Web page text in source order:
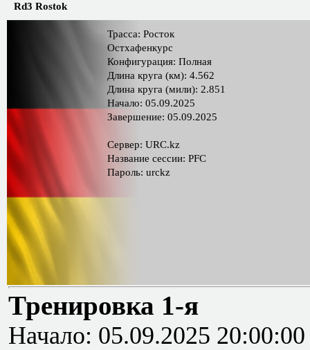
Rd3 Rostok
Трасса: Росток
Остхафенкурс
Конфигурация: Полная
Длина круга (км): 4.562
Длина круга (мили): 2.851
Начало: 05.09.2025
Завершение: 05.09.2025
Сервер: URC.kz
Название сессии: PFC
Пароль: urckz
Тренировка 1-я
Начало: 05.09.2025 20:00:00